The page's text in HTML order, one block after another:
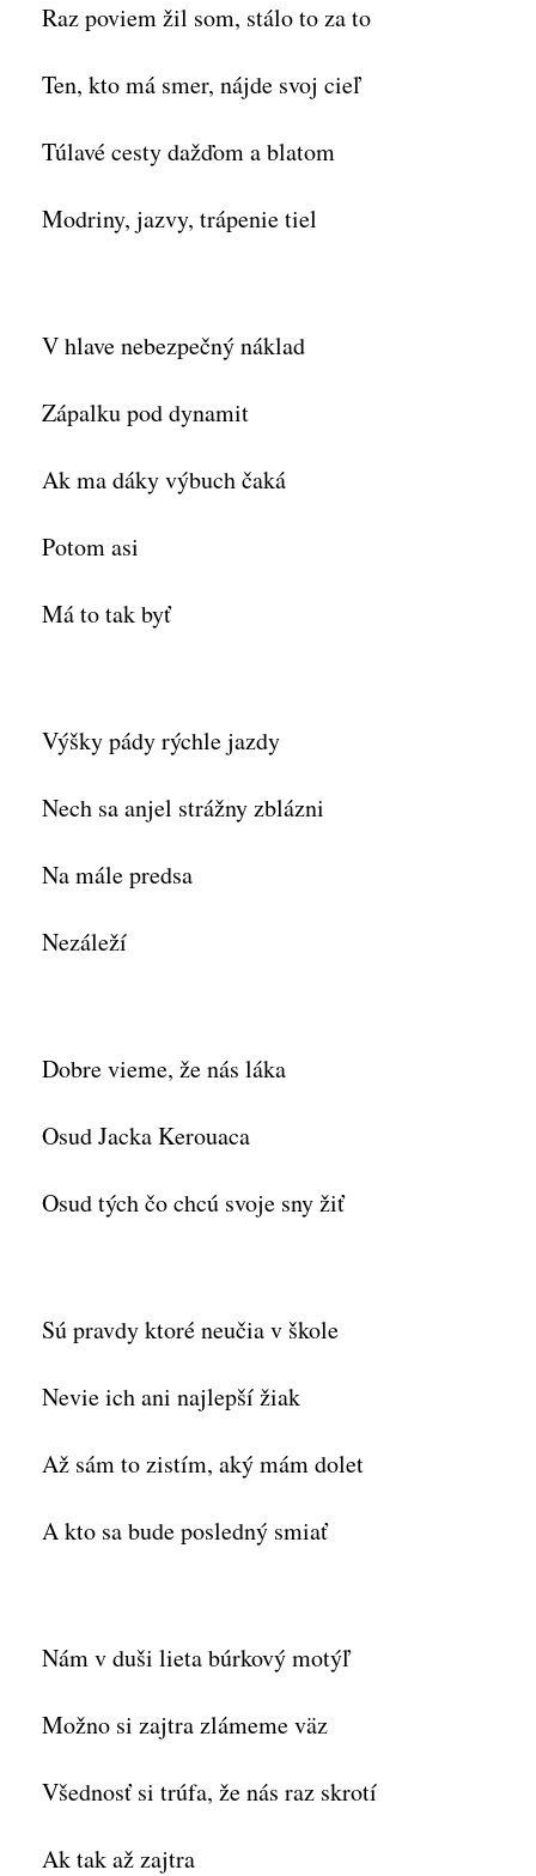
Raz poviem žil som, stálo to za to
Ten, kto má smer, nájde svoj cieľ
Túlavé cesty dažďom a blatom
Modriny, jazvy, trápenie tiel
V hlave nebezpečný náklad
Zápalku pod dynamit
Ak ma dáky výbuch čaká
Potom asi
Má to tak byť
Výšky pády rýchle jazdy
Nech sa anjel strážny zblázni
Na mále predsa
Nezáleží
Dobre vieme, že nás láka
Osud Jacka Kerouaca
Osud tých čo chcú svoje sny žiť
Sú pravdy ktoré neučia v škole
Nevie ich ani najlepší žiak
Až sám to zistím, aký mám dolet
A kto sa bude posledný smiať
Nám v duši lieta búrkový motýľ
Možno si zajtra zlámeme väz
Všednosť si trúfa, že nás raz skrotí
Ak tak až zajtra